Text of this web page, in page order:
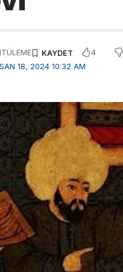
18, 2024 10:32 AM
4